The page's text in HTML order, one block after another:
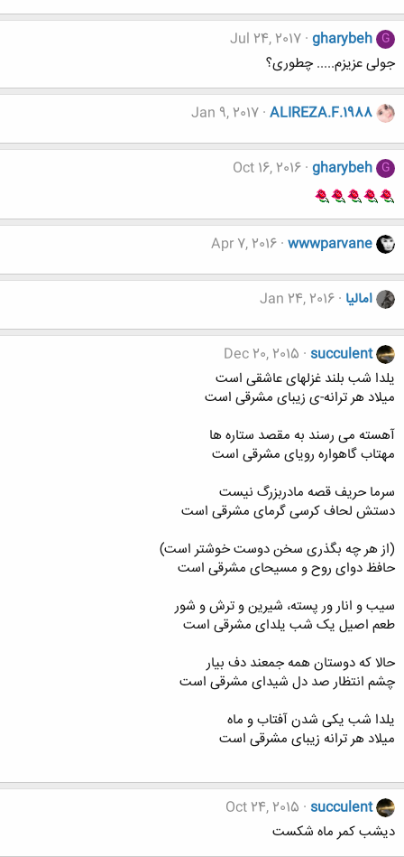
G
gharybeh
Jul 24, 2017
جولی عزیزم..... چطوری؟
ALIREZA.F.1988
Jan 9, 2017
G
gharybeh
Oct 16, 2016
wwwparvane
Apr 7, 2016
امالیا Jan 24, 2016
succulent
Dec 20, 2015
یلدا شب بلند غزلهای عاشقی است
میلاد هر ترانه-ی زیبای مشرقی است
آهسته می رسند به مقصد ستاره ها
مهتاب گاهواره رویای مشرقی است
سرما حریف قصه مادربزرگ نیست
دستش لحاف کرسی گرمای مشرقی است
(از هر چه بگذری سخن دوست خوشتر است)
حافظ دوای روح و مسیحای مشرقی است
سیب و انار ور پسته، شیرین و ترش و شور
طعم اصیل یک شب یلدای مشرقی است
حالا که دوستان همه جمعند دف بیار
چشم انتظار صد دل شیدای مشرقی است
یلدا شب یکی شدن آفتاب و ماه
میلاد هر ترانه زیبای مشرقی است
succulent
Oct 24, 2015
دیشب کمر ماه شکست